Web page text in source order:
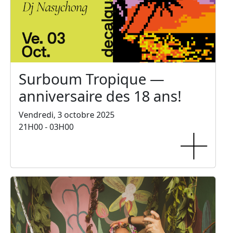
Surboum Tropique —
anniversaire des 18 ans!
Vendredi, 3 octobre 2025
21H00 - 03H00